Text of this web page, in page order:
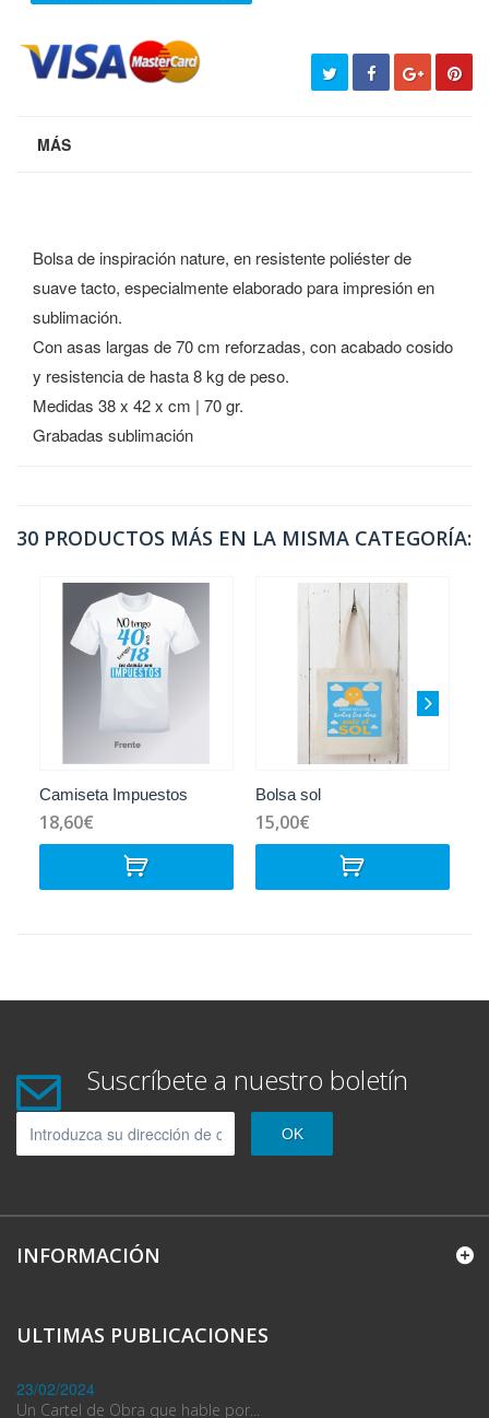
MÁS
Bolsa de inspiración nature, en resistente poliéster de
suave tacto, especialmente elaborado para impresión en
sublimación.
Con asas largas de 70 cm reforzadas, con acabado cosido
y resistencia de hasta 8 kg de peso.
Medidas 38 x 42 x cm | 70 gr.
Grabadas sublimación
30 PRODUCTOS MÁS EN LA MISMA CATEGORÍA:
Camiseta Impuestos
18,60€
Bolsa sol
15,00€
Suscríbete a nuestro boletín
OK
INFORMACIÓN
ULTIMAS PUBLICACIONES
23/02/2024
Un Cartel de Obra que hable por...